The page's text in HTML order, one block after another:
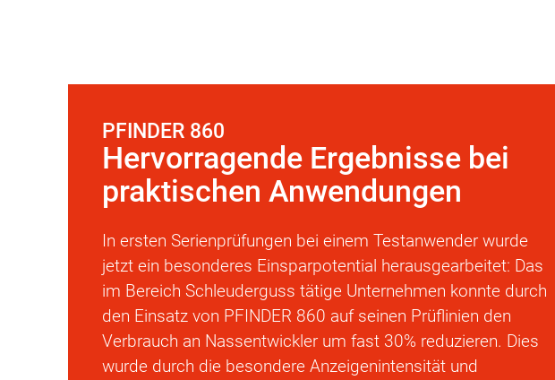
PFINDER 860
Hervorragende Ergebnisse bei
praktischen Anwendungen
In ersten Serienprüfungen bei einem Testanwender wurde
jetzt ein besonderes Einsparpotential herausgearbeitet: Das
im Bereich Schleuderguss tätige Unternehmen konnte durch
den Einsatz von PFINDER 860 auf seinen Prüflinien den
Verbrauch an Nassentwickler um fast 30% reduzieren. Dies
wurde durch die besondere Anzeigenintensität und